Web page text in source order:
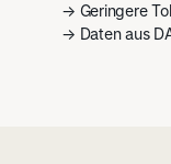
→ Geringere
→ Daten aus